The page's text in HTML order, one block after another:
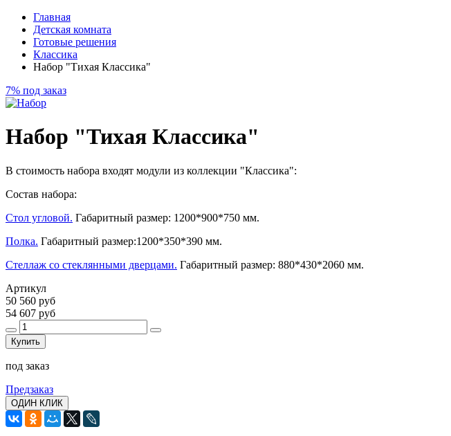
Главная
Детская комната
Готовые решения
Классика
Набор "Тихая Классика"
7% под заказ
Набор "Тихая Классика"
В стоимость набора входят модули из коллекции "Классика":
Состав набора:
Стол угловой. Габаритный размер: 1200*900*750 мм.
Полка. Габаритный размер:1200*350*390 мм.
Стеллаж со стеклянными дверцами. Габаритный размер: 880*430*2060 мм.
Артикул
50 560 руб
54 607 руб
Купить
под заказ
Предзаказ
ОДИН КЛИК